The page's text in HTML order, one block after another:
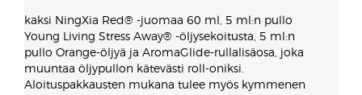
kaksi NingXia Red® -juomaa 60 ml, 5 ml:n pullo
Young Living Stress Away® -öljysekoitusta, 5 ml:n
pullo Orange-öljyä ja AromaGlide-rullalisäosa, joka
muuntaa öljypullon kätevästi roll-oniksi.
Aloituspakkausten mukana tulee myös kymmenen